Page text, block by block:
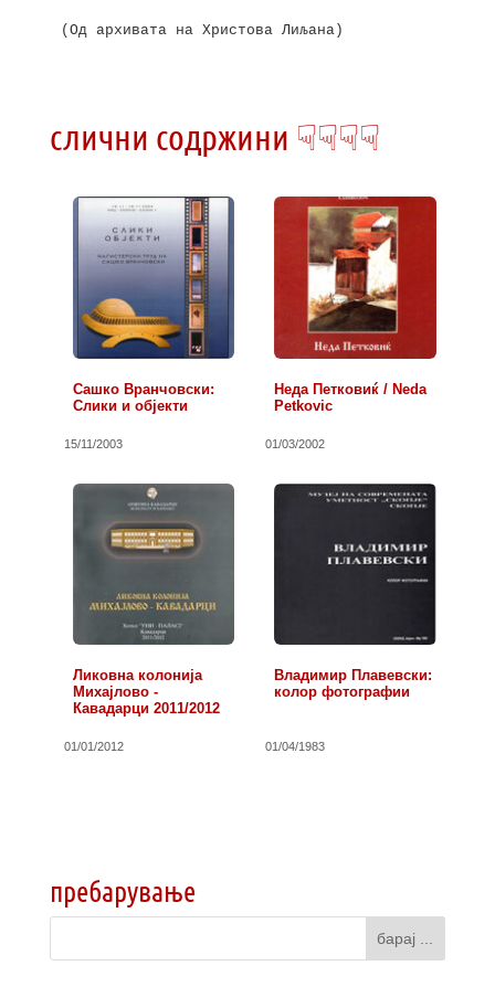
(Од архивата на Христова Лиљана)
слични содржини ☟☟☟☟
Сашко Вранчовски:
Слики и објекти
15/11/2003
Неда Петковиќ / Neda
Petkovic
01/03/2002
Ликовна колонија
Михајлово -
Кавадарци 2011/2012
01/01/2012
Владимир Плавевски:
колор фотографии
01/04/1983
пребарување